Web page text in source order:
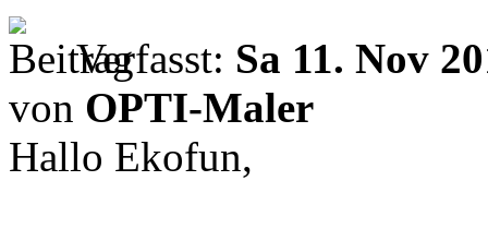
Verfasst: Sa 11. Nov
von OPTI-Maler
Hallo Ekofun,